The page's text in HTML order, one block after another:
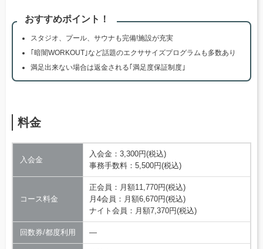
おすすめポイント！
スタジオ、プール、サウナも完備!施設が充実
｢暗闇WORKOUT｣など話題のエクササイズプログラムも多数あり
満足出来ない場合は返金される｢満足度保証制度｣
料金
入会金
入会金：3,300円(税込)
事務手数料：5,500円(税込)
コース料金
正会員：月額11,770円(税込)
月4会員：月額6,670円(税込)
ナイト会員：月額7,370円(税込)
回数券/都度利用 ―